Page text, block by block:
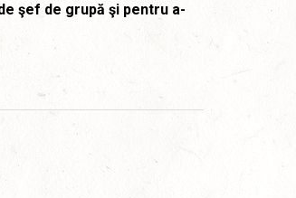
şef de grupă şi pentru a-